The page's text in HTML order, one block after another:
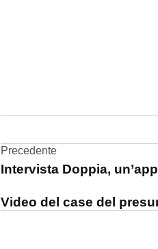
aumentata
riviste
Navigazione
Precedente
Intervista Doppia,
Video del case del